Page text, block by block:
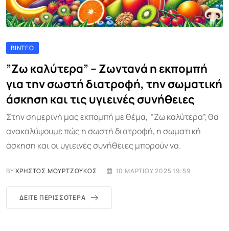
ΒΊΝΤΕΟ
”Ζω καλύτερα” – Ζωντανά η εκπομπή
για την σωστή διατροφή, την σωματική
άσκηση και τις υγιεινές συνήθειες
Στην σημερινή μας εκπομπή με θέμα, ”Ζω καλύτερα”, θα
ανακαλύψουμε πώς η σωστή διατροφή, η σωματική
άσκηση και οι υγιεινές συνήθειες μπορούν να.
BYΧΡΉΣΤΟΣ ΜΟΥΡΤΖΟΎΚΟΣ 10 ΜΑΡΤΊΟΥ 2025 19:59
ΔΕΊΤΕ ΠΕΡΙΣΣΌΤΕΡΑ